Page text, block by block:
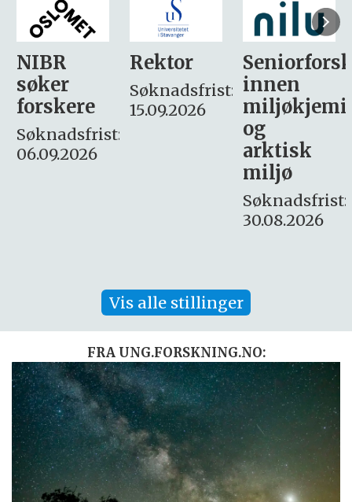
Rektor
Søknadsfrist:
15.09.2026
Seniorforsker
innen
miljøkjemi
søker
– fast
Søknadsfrist:
16. august.
Vis alle stillinger
FRA UNG.FORSKNING.NO: